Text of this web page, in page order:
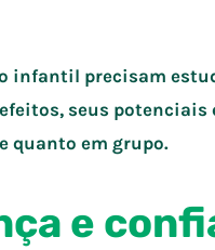
infantil precisam
seus potenciais
quanto em grupo.
e